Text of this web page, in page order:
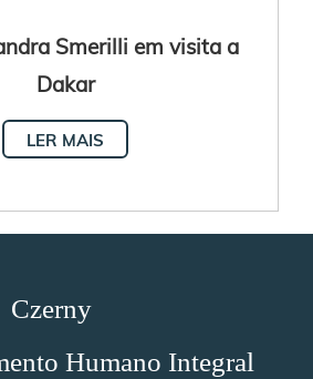
Smerilli em visita a
Dakar
LER MAIS
Czerny
Humano Integral